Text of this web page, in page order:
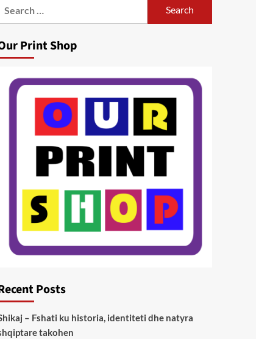
Print Shop
Posts
– Fshati ku historia, identiteti dhe natyra
takohen